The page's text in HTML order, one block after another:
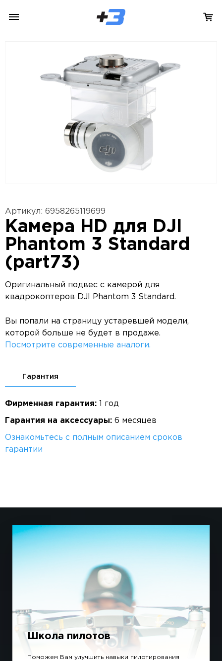
Артикул: 6958265119699
Камера HD для DJI
Phantom 3 Standard
(part73)
Оригинальный подвес с камерой для
квадрокоптеров DJI Phantom 3 Standard.
Вы попали на страницу устаревшей модели,
которой больше не будет в продаже.
Посмотрите современные аналоги.
Гарантия
Фирменная гарантия: 1 год
Гарантия на аксессуары: 6 месяцев
Ознакомьтесь с полным описанием сроков
гарантии
Школа пилотов
Поможем Вам улучшить навыки пилотирования